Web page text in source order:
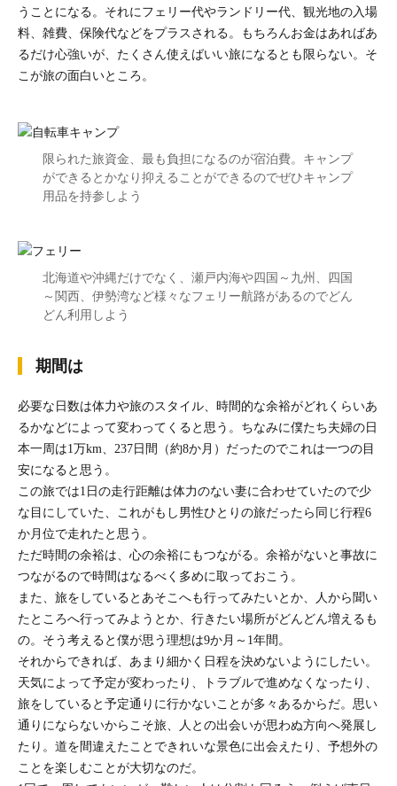
うことになる。それにフェリー代やランドリー代、観光地の入場
料、雑費、保険代などをプラスされる。もちろんお金はあればあ
るだけ心強いが、たくさん使えばいい旅になるとも限らない。そ
こが旅の面白いところ。
限られた旅資金、最も負担になるのが宿泊費。キャンプ
ができるとかなり抑えることができるのでぜひキャンプ
用品を持参しよう
北海道や沖縄だけでなく、瀬戸内海や四国～九州、四国
～関西、伊勢湾など様々なフェリー航路があるのでどん
どん利用しよう
期間は
必要な日数は体力や旅のスタイル、時間的な余裕がどれくらいあ
るかなどによって変わってくると思う。ちなみに僕たち夫婦の日
本一周は1万km、237日間（約8か月）だったのでこれは一つの目
安になると思う。
この旅では1日の走行距離は体力のない妻に合わせていたので少
な目にしていた、これがもし男性ひとりの旅だったら同じ行程6
か月位で走れたと思う。
ただ時間の余裕は、心の余裕にもつながる。余裕がないと事故に
つながるので時間はなるべく多めに取っておこう。
また、旅をしているとあそこへも行ってみたいとか、人から聞い
たところへ行ってみようとか、行きたい場所がどんどん増えるも
の。そう考えると僕が思う理想は9か月～1年間。
それからできれば、あまり細かく日程を決めないようにしたい。
天気によって予定が変わったり、トラブルで進めなくなったり、
旅をしていると予定通りに行かないことが多々あるからだ。思い
通りにならないからこそ旅、人との出会いが思わぬ方向へ発展し
たり。道を間違えたことできれいな景色に出会えたり、予想外の
ことを楽しむことが大切なのだ。